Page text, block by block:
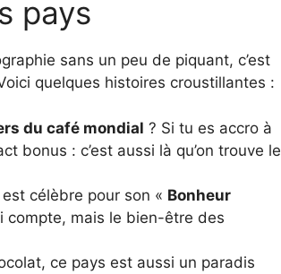
pays
sans un peu de piquant, c’est
quelques histoires croustillantes :
du café mondial ? Si tu es accro à
bonus : c’est aussi là qu’on trouve le
célèbre pour son « Bonheur
compte, mais le bien-être des
ce pays est aussi un paradis